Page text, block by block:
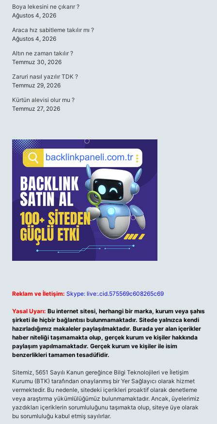
Boya lekesini ne çıkarır ?
Ağustos 4, 2026
Araca hız sabitleme takılır mı ?
Ağustos 4, 2026
Altın ne zaman takılır ?
Temmuz 30, 2026
Zaruri nasıl yazılır TDK ?
Temmuz 29, 2026
Kürtün alevisi olur mu ?
Temmuz 27, 2026
Reklam ve İletişim: Skype: live:.cid.575569c608265c69
Yasal Uyarı: Bu internet sitesi, herhangi bir marka, kurum veya şahıs
şirketi ile hiçbir bağlantısı bulunmamaktadır. Sitede yalnızca kendi
hazırladığımız makaleler paylaşılmaktadır. Burada yer alan içerikler
haber niteliği taşımamakta olup, gerçek kurum ve kişiler hakkında
paylaşım yapılmamaktadır. Gerçek kurum ve kişiler ile isim
benzerlikleri tamamen tesadüfidir.
Sitemiz, 5651 Sayılı Kanun gereğince Bilgi Teknolojileri ve İletişim
Kurumu (BTK) tarafından onaylanmış bir Yer Sağlayıcı olarak hizmet
vermektedir. Bu nedenle, sitedeki içerikleri proaktif olarak denetleme
veya araştırma yükümlülüğümüz bulunmamaktadır. Ancak, üyelerimiz
yazdıkları içeriklerin sorumluluğunu taşımakta olup, siteye üye olarak
bu sorumluluğu kabul etmiş sayılırlar.